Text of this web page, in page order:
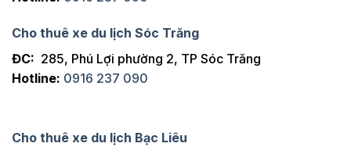
Cho thuê xe du lịch Sóc Trăng
ĐC: 285, Phú Lợi phường 2, TP Sóc Trăng
Hotline: 0916 237 090
Cho thuê xe du lịch Bạc Liêu